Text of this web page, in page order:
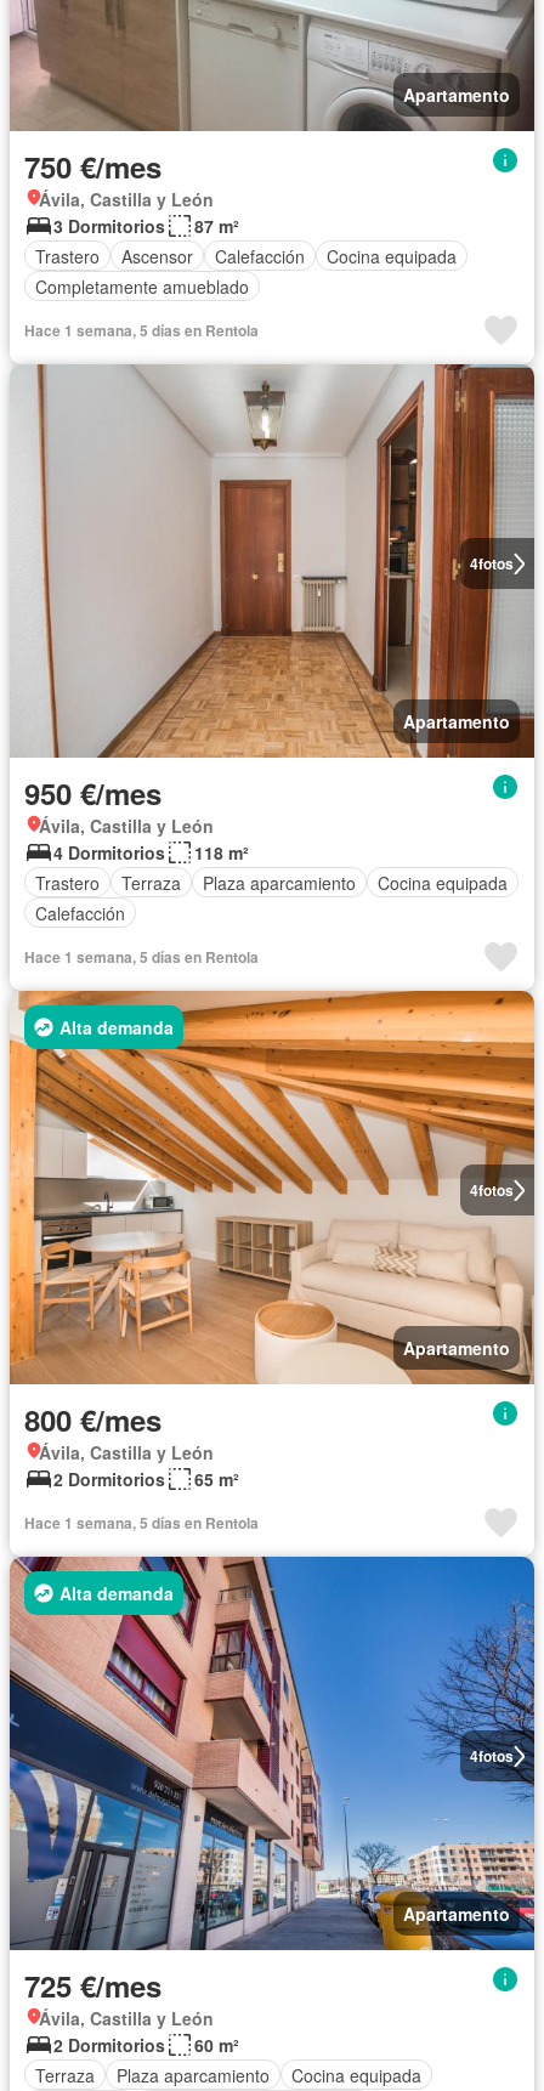
Apartamento
750 €/mes
Ávila, Castilla y León
3 Dormitorios
87 m²
Trastero
Ascensor Calefacción
Cocina equipada
Completamente amueblado
Hace 1 semana, 5 días en Rentola
4fotos
Apartamento
950 €/mes
Ávila, Castilla y León
4 Dormitorios
118 m²
Trastero
Terraza Plaza aparcamiento
Cocina equipada
Calefacción
Hace 1 semana, 5 días en Rentola
4fotos
Alta demanda
Apartamento
800 €/mes
Ávila, Castilla y León
2 Dormitorios
65 m²
Hace 1 semana, 5 días en Rentola
4fotos
Alta demanda
Apartamento
725 €/mes
Ávila, Castilla y León
2 Dormitorios
60 m²
Terraza
Plaza aparcamiento
Cocina equipada